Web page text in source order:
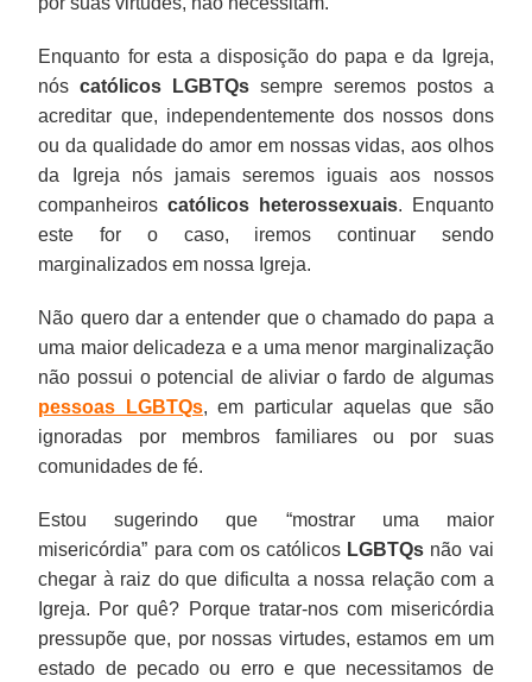
Enquanto for esta a disposição do papa e da Igreja,
nóscatólicos LGBTQs sempre seremos postos a
acreditar que, independentemente dos nossos dons
ou da qualidade do amor em nossas vidas, aos olhos
da Igreja nós jamais seremos iguais aos nossos
companheiroscatólicos heterossexuais. Enquanto
este for o caso, iremos continuar sendo
marginalizados em nossa Igreja.
Não quero dar a entender que o chamado do papa a
uma maior delicadeza e a uma menor marginalização
não possui o potencial de aliviar o fardo de algumas
pessoas LGBTQs, em particular aquelas que são
ignoradas por membros familiares ou por suas
comunidades de fé.
Estou sugerindo que “mostrar uma maior
misericórdia” para com os católicos LGBTQs não vai
chegar à raiz do que dificulta a nossa relação com a
Igreja. Por quê? Porque tratar-nos com misericórdia
pressupõe que, por nossas virtudes, estamos em um
estado de pecado ou erro e que necessitamos de